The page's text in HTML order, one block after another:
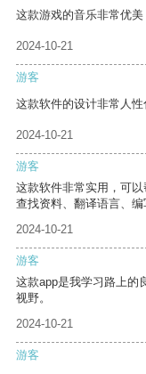
这款游戏的音乐非常优美
2024-10-21
游客
这款软件的设计非常人性
2024-10-21
游客
这款软件非常实用，可
查找资料、翻译语言、编
2024-10-21
游客
这款app是我学习路上的
视野。
2024-10-21
游客